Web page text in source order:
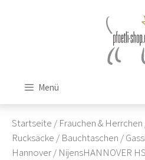
Menü
Startseite / Frauchen & Herrchen
Rucksäcke / Bauchtaschen /
Hannover/ NijensHANNOVER